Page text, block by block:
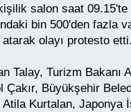
salon saat 09.15'te
bin 500'den fazla
atarak olayı protesto
Talay, Turizm Bakanı
Çakır, Büyükşehir
Kurtalan, Japonya